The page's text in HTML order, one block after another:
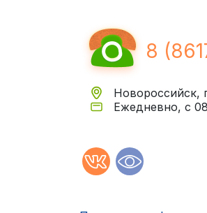
8
Новороссийск,
Ежедневно, с